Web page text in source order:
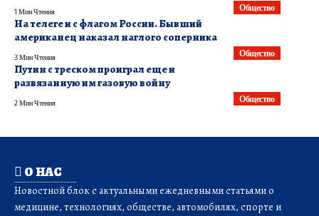
Общество
1 Мин Чтения
Общество
На телеге и с флагом России. Бывший
американец наказал наглого соперника
3 Мин Чтения
Общество
Путин с треском проиграл еще и
развязанную им газовую войну
2 Мин Чтения
О НАС
Новостной блок с актуальными ежедневными статьями о
медицине, технологиях, обществе, автомобилях, спорте и